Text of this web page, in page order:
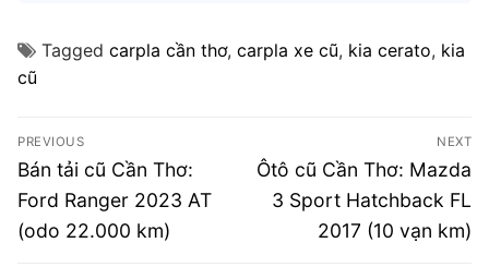
Tagged carpla cần thơ, carpla xe cũ, kia cerato, kia
cũ
Điều
hướng
bài
viết
PREVIOUS
Previous
post:
Bán tải cũ Cần Thơ:
Ford Ranger 2023 AT
(odo 22.000 km)
NEXT
Next
post:
Ôtô cũ Cần Thơ: Mazda
3 Sport Hatchback FL
2017 (10 vạn km)